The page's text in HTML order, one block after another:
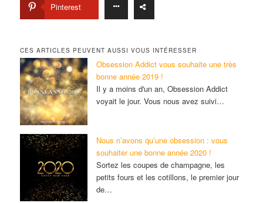
Pinterest
CES ARTICLES PEUVENT AUSSI VOUS INTÉRESSER
Obsession Addict vous souhaite une très
bonne année 2019 !
Il y a moins d'un an, Obsession Addict
voyait le jour. Vous nous avez suivi…
Nous n’avons qu’une obsession : vous
souhaiter une bonne année 2020 !
Sortez les coupes de champagne, les
petits fours et les cotillons, le premier jour
de…